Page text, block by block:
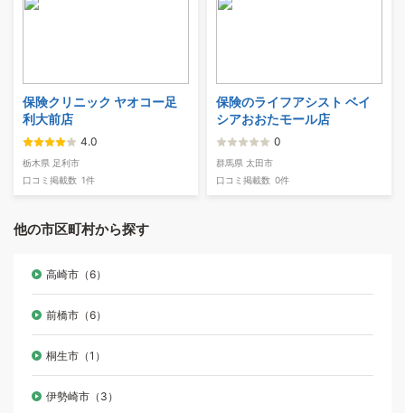
保険クリニック ヤオコー足
利大前店
4.0
栃木県 足利市
口コミ掲載数 1件
保険のライフアシスト ベイ
シアおおたモール店
0
群馬県 太田市
口コミ掲載数 0件
他の市区町村から探す
高崎市（6）
前橋市（6）
桐生市（1）
伊勢崎市（3）